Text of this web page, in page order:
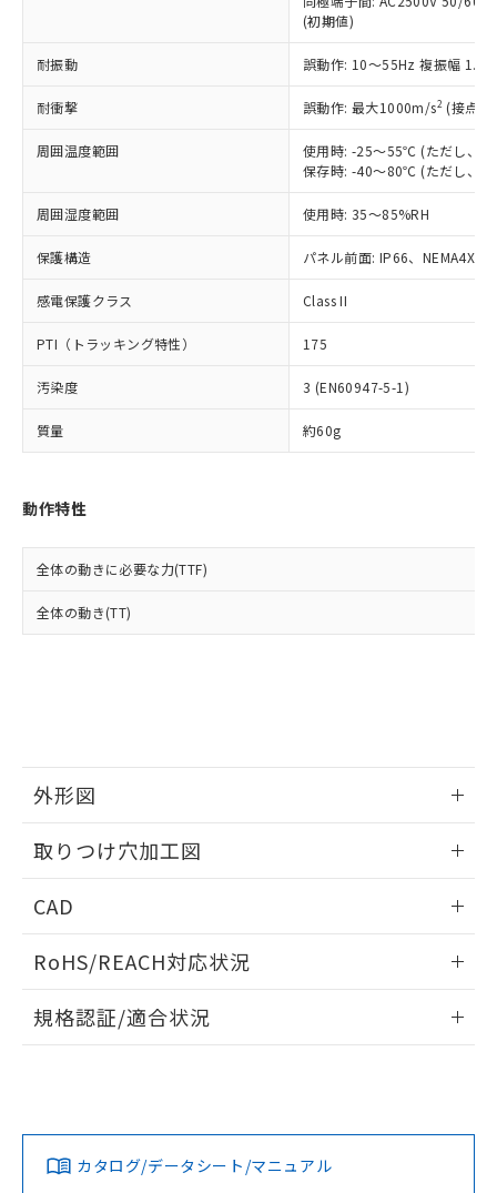
(初期値)
耐振動 誤動作: 10～55Hz 複振幅
耐衝撃 誤動作: 最大1000m/s2 (接点
周囲温度範囲
使用時: -25～55℃ (ただし、氷
保存時: -40～80℃ (ただし、氷
周囲湿度範囲 使用時: 35～85%RH
保護構造 パネル前面: IP66、NEMA4X,
感電保護クラス Class II
PTI（トラッキング特性） 175
汚染度 3 (EN60947-5-1)
質量 約60g
動作特性
全体の動きに必要な力(TTF)
全体の動き(TT)
外形図
取りつけ穴加工図
CAD
ドすることができます。
ログイン/会員登録
ダウンロードデータをご利用いただく前に、以下を必ずお読
みください。
ソフトウェアの使用条件
RoHS/REACH対応状況
EU RoHS 注意事項・凡例
対応済み
規格認証/適合状況
カタログ/データシート/マニュアル
在庫状況および標準価格照会結果は、
記載している更新日時点での社内デー
タに基づき作成されるものであり、閲
覧された時点での実際の在庫および標
準価格とは異なる場合があることをご
正式な納期状況および標準価格はお客
様のお取引先、またはお客様担当のオ
ムロン制御機器販売店・当社販売員に
オムロン制御機器販売店や当社販売拠
販売ネットワーク
」をご確認
在庫状況および標準価格結果を当社の
事前の承諾なく第三者に漏洩または開
示しないようお願いします。
マイパーツ機能（部品リスト作成サー
ビス）をご利用いただくには、I-Web
メンバーズにご登録されている必要が
あります。
品・サービスに関するお客様との取
引・商談に必要な範囲で利用すること
※当社の共同利用者とは、
の共同利用に関して"
の「1.共同利
鉛(Pb) 1000ppm以下、 水銀(Hg) 1000ppm以下、 カド
類(PBB) 1000ppm以下、ポリ臭化ジフェニルエーテル類
(PBDE) 1000ppm以下、フタル酸ビス(2-エチルヘキシ
ル) (DEHP)(別名：DOP) 1000ppm以下、フタル酸ブチ
ルベンジル（BBP） 1000ppm以下、フタル酸ジブチル
（DBP） 1000ppm以下、フタル酸ジイソブチル
但し、RoHS指令で産業用監視および制御機器に対する
図的な使用がないことを確認しています。
部品在庫の切り替え状況などにより、予定
月が前後することがあります。
とができます。
EU RoHS指令（10物質）の非含有証明書
51物質の非含有証明書（当社基準）
荷製品に未対応品が混在することから備考
欄に対応日を記載しておりました。
既に当社にて対応品への在庫切替を完了
していることから、特段のことがない限
り、2022年1月12日より割愛しておりま
*中国RoHS10物質の基準値 (GB/T26572)：
Pb(鉛) :1000ppm、 Hg(水銀) : 1000ppm、 Cd(カドミウ
Cr(Ⅵ)(六価クロム) : 1000ppm、 PBBs(ポリ臭化ビフェ
ニル類) : 1000ppm、 PBDEs(ポリ臭化ジフェニルエーテ
ル類) : 1000ppm、
DBP(フタル酸ジブチル) : 1000ppm、 DIBP(フタル酸ジ
イソブチル) : 1000ppm、 BBP(フタル酸ブチルベンジ
DEHP(フタル酸ビス(2-エチルヘキシル)) : 1000ppm
「ｅ」：有害物質（10物質）のすべてが基
準値以下であることを示します。
「10」：通常の使用状況下において有害物
質が外部に漏えいし、環境に深刻な影響を
及ぼさない年数を意味します。
「－」：未確認です。当社販売部門へお問
（以下｢規制貨物等」という）を輸出
または国外への提供する場合は、日本
国政府の輸出許可(または役務取引許
可)を取得するなどの必要な手続きを
当社は規制貨物を破棄する場合は、完
全に破砕するなど、違法に輸出されな
いよう必要な手段を講じます。
当社は貴社製品を、核兵器、ミサイ
ル、化学兵器、生物兵器またはその他
武器並びにこれらの製造装置等に一切
当社は、貴社製品を第三者に販売する
場合は、上記1、2および3の内容を当
該第三者に通知します。また当社は、
販売先および販売に係わる関係者が違
法に輸出するおそれがある場合は、取
り引きをいたしません。
合意する
一定数以上の在庫あり
一定数には満たないが在庫あり
在庫なし(最新の在庫状況につ
いては、お客様のお取引先、ま
たはお客様担当のオムロン制御
機器販売店・当社販売員にご確
認ください)
受注生産機種、また在庫状況の
情報を公開していない機種